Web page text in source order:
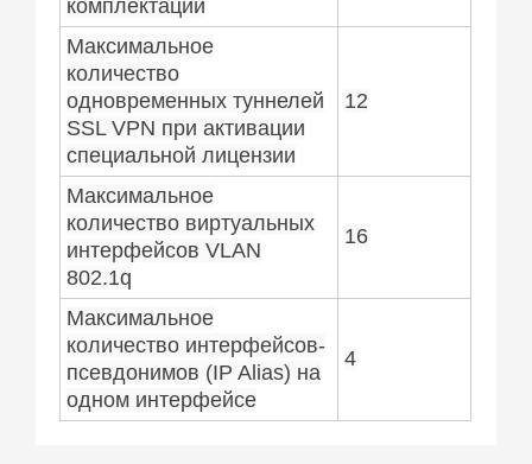
комплектации
Максимальное
количество
одновременных туннелей
SSL VPN при активации
специальной лицензии
12
Максимальное
количество виртуальных
интерфейсов VLAN
802.1q
16
Максимальное
количество интерфейсов-
псевдонимов (IP Alias) на
одном интерфейсе
4